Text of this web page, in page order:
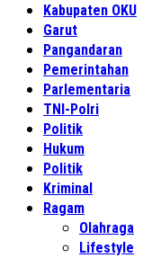
Kabupaten OKU
Garut
Pangandaran
Pemerintahan
Parlementaria
TNI-Polri
Politik
Hukum
Politik
Kriminal
Ragam
Olahraga
Lifestyle